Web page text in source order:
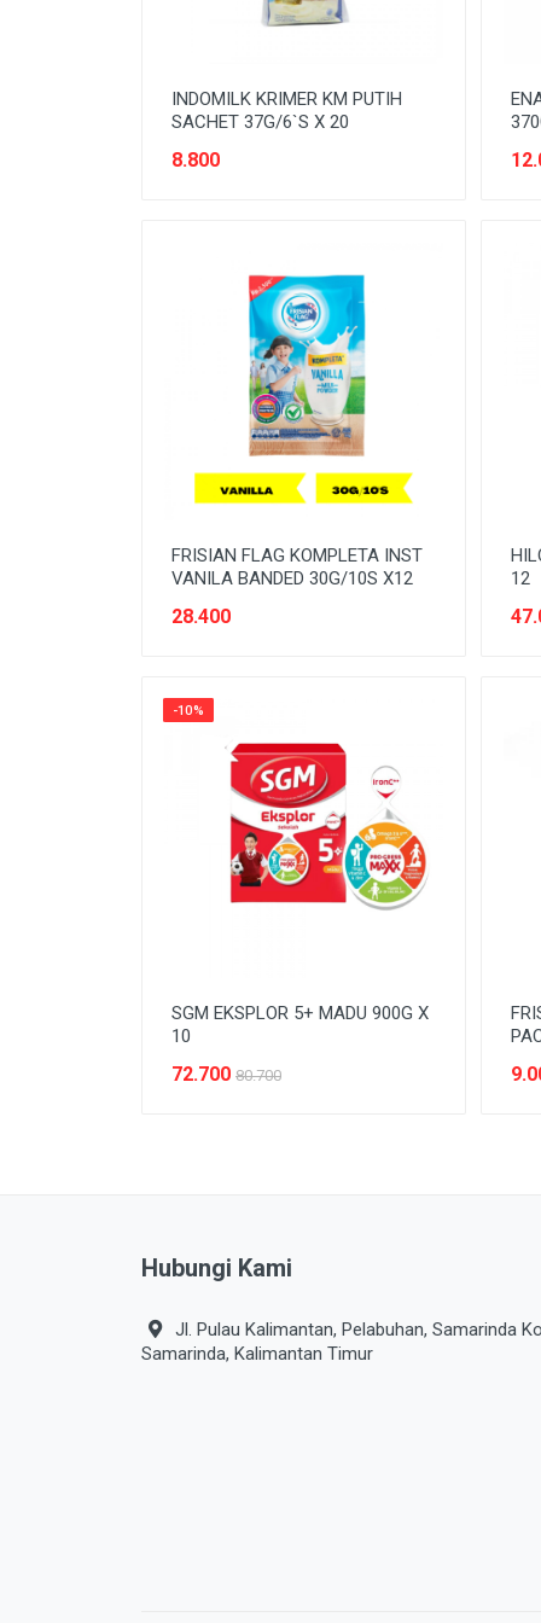
PERLINDUNGAN SANITASI
PEST CONTROL
PLUMBING
PRODUK DIABETIC
PRODUK KESEHATAN
PRODUK VEGETARIAN
PROTECTIVE WEAR
SAYURAN
SEREAL & SARAPAN
Tanpa Kategori
TEMPAT PENYIMPANAN
TISSUE & KAPAS
INDOMILK KRIMER KM PUTIH
SACHET 37G/6`S X 20
8.800
FRISIAN FLAG KOMPLETA INST
VANILA BANDED 30G/10S X12
28.400
12
-10%
SGM EKSPLOR 5+ MADU 900G X
10
72.700 80.700
Hubungi Kami
Jl. Pulau Kalimantan, Pelabuhan, Samarinda
Samarinda, Kalimantan Timur